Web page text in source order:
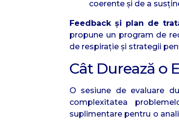
coerente și de a
Feedback și plan de
propune un program de
de respirație și strategii
Cât Durează o
O sesiune de evaluare
complexitatea
suplimentare pentru o